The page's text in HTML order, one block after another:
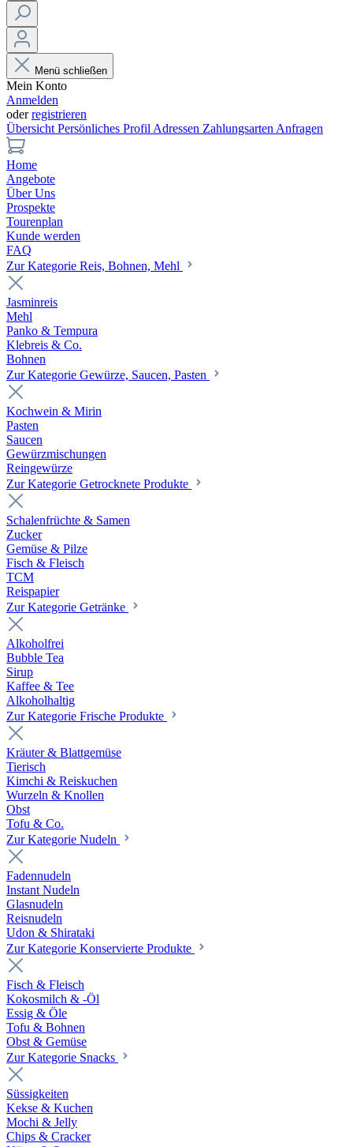
Menü schließen
Mein Konto
Anmelden
oderregistrieren
Übersicht Persönliches Profil Adressen Zahlungsarten Anfragen
Home
Angebote
Über Uns
Prospekte
Tourenplan
Kunde werden
FAQ
Zur Kategorie Reis, Bohnen, Mehl
Jasminreis
Mehl
Panko & Tempura
Klebreis & Co.
Bohnen
Zur Kategorie Gewürze, Saucen, Pasten
Kochwein & Mirin
Pasten
Saucen
Gewürzmischungen
Reingewürze
Zur Kategorie Getrocknete Produkte
Schalenfrüchte & Samen
Zucker
Gemüse & Pilze
Fisch & Fleisch
TCM
Reispapier
Zur Kategorie Getränke
Alkoholfrei
Bubble Tea
Sirup
Kaffee & Tee
Alkoholhaltig
Zur Kategorie Frische Produkte
Kräuter & Blattgemüse
Tierisch
Kimchi & Reiskuchen
Wurzeln & Knollen
Obst
Tofu & Co.
Zur Kategorie Nudeln
Fadennudeln
Instant Nudeln
Glasnudeln
Reisnudeln
Udon & Shirataki
Zur Kategorie Konservierte Produkte
Fisch & Fleisch
Kokosmilch & -Öl
Essig & Öle
Tofu & Bohnen
Obst & Gemüse
Zur Kategorie Snacks
Süssigkeiten
Kekse & Kuchen
Mochi & Jelly
Chips & Cracker